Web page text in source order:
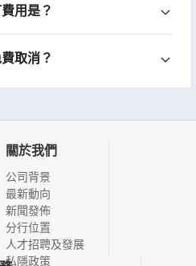
用是？
取消？
關於我們
公司背景
最新動向
新聞發佈
分行位置
人才招聘及發展
私隱政策